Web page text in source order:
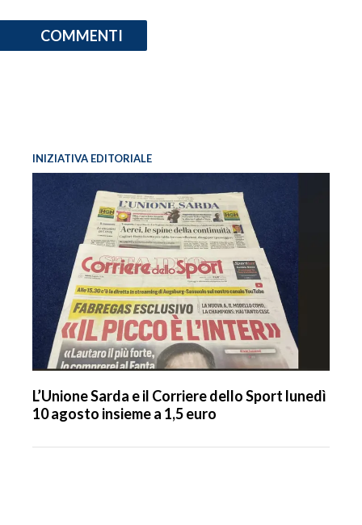
COMMENTI
INIZIATIVA EDITORIALE
L’Unione Sarda e il Corriere dello Sport lunedì
10 agosto insieme a 1,5 euro